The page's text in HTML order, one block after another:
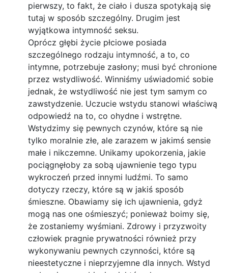
pierwszy, to fakt, że ciało i dusza spotykają się
tutaj w sposób szczególny. Drugim jest
wyjątkowa intymność seksu.
Oprócz głębi życie płciowe posiada
szczególnego rodzaju intymność, a to, co
intymne, potrzebuje zasłony; musi być chronione
przez wstydliwość. Winniśmy uświadomić sobie
jednak, że wstydliwość nie jest tym samym co
zawstydzenie. Uczucie wstydu stanowi właściwą
odpowiedź na to, co ohydne i wstrętne.
Wstydzimy się pewnych czynów, które są nie
tylko moralnie złe, ale zarazem w jakimś sensie
małe i nikczemne. Unikamy upokorzenia, jakie
pociągnęłoby za sobą ujawnienie tego typu
wykroczeń przed innymi ludźmi. To samo
dotyczy rzeczy, które są w jakiś sposób
śmieszne. Obawiamy się ich ujawnienia, gdyż
mogą nas one ośmieszyć; ponieważ boimy się,
że zostaniemy wyśmiani. Zdrowy i przyzwoity
człowiek pragnie prywatności również przy
wykonywaniu pewnych czynności, które są
nieestetyczne i nieprzyjemne dla innych. Wstyd